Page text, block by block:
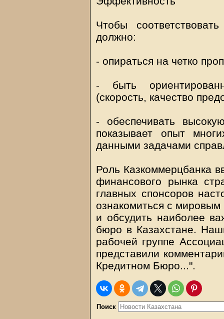
Чтобы
должно:
- опираться на четко
- быть
(скорость, качество
- обеспечивать
показывает опыт
данными задачами
Роль Казкоммерцбанка
финансового рынка
главных спонсоров
ознакомиться с
и обсудить наиболее
бюро в Казахстане.
рабочей группе
представили
Кредитном Бюро...".
Поиск